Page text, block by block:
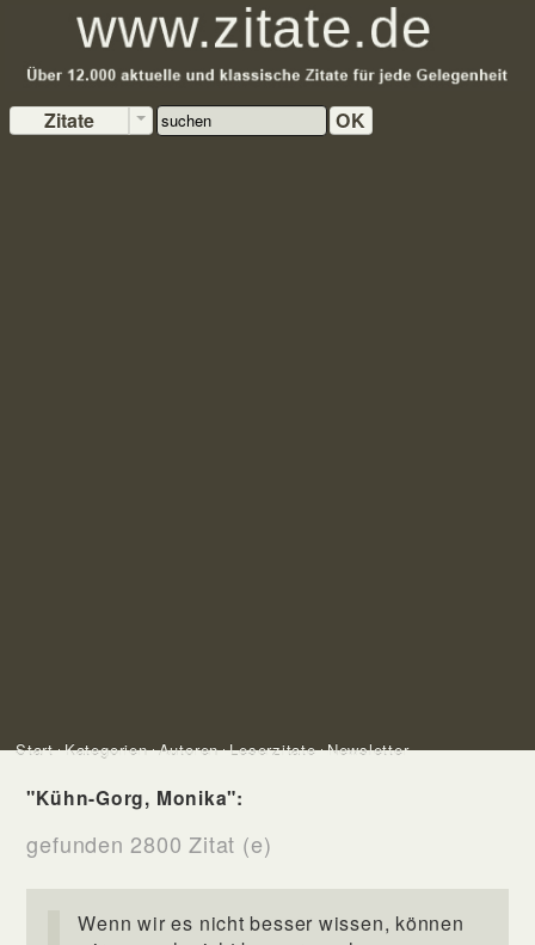
Zitate OK
Start Kategorien Autoren Leserzitate Newsletter
"Kühn-Gorg, Monika":
gefunden 2800 Zitat (e)
Wenn wir es nicht besser wissen, können